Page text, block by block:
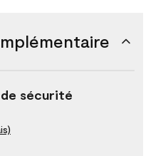
de sécurité